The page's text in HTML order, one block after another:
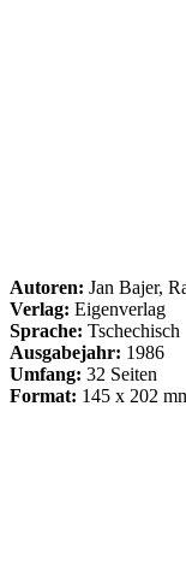
Autoren: Jan Bajer,
Verlag: Eigenverlag
Sprache: Tschechisch
Ausgabejahr: 1986
Umfang: 32 Seiten
Format: 145 x 202